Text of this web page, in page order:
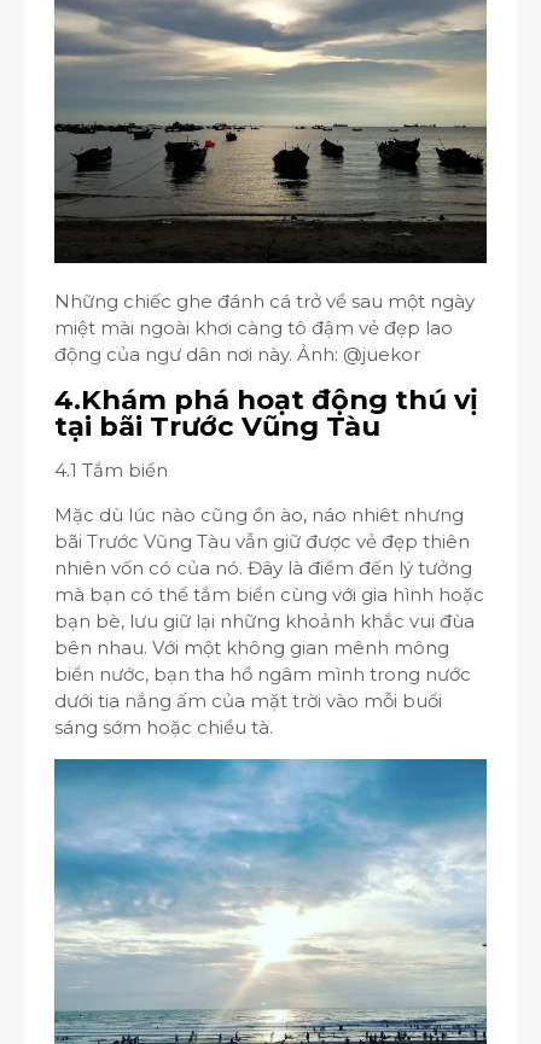
Những chiếc ghe đánh cá trở về sau một ngày
miệt mài ngoài khơi càng tô đậm vẻ đẹp lao
động của ngư dân nơi này. Ảnh: @juekor
4.Khám phá hoạt động thú vị
tại bãi Trước Vũng Tàu
4.1 Tắm biển
Mặc dù lúc nào cũng ồn ào, náo nhiêt nhưng
bãi Trước Vũng Tàu vẫn giữ được vẻ đẹp thiên
nhiên vốn có của nó. Đây là điểm đến lý tưởng
mà bạn có thể tắm biển cùng với gia hình hoặc
bạn bè, lưu giữ lại những khoảnh khắc vui đùa
bên nhau. Với một không gian mênh mông
biển nước, bạn tha hồ ngâm mình trong nước
dưới tia nắng ấm của mặt trời vào mỗi buổi
sáng sớm hoặc chiều tà.